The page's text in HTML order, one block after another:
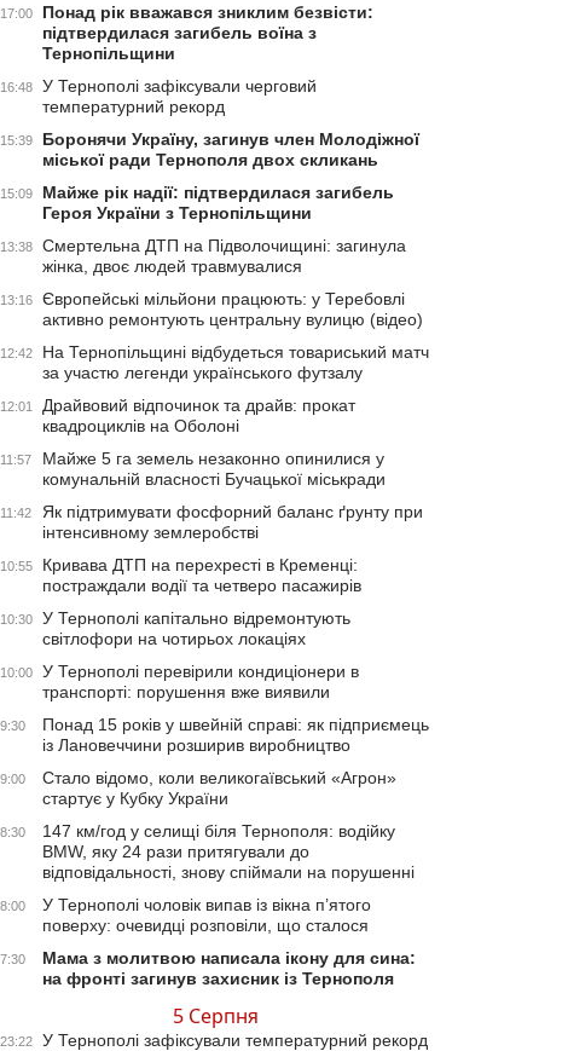
17:00
Понад рік вважався зниклим безвісти:
підтвердилася загибель воїна з
Тернопільщини
16:48
У Тернополі зафіксували черговий
температурний рекорд
15:39
Боронячи Україну, загинув член Молодіжної
міської ради Тернополя двох скликань
15:09
Майже рік надії: підтвердилася загибель
Героя України з Тернопільщини
13:38
Смертельна ДТП на Підволочищині: загинула
жінка, двоє людей травмувалися
13:16
Європейські мільйони працюють: у Теребовлі
активно ремонтують центральну вулицю (відео)
12:42
На Тернопільщині відбудеться товариський матч
за участю легенди українського футзалу
12:01
Драйвовий відпочинок та драйв: прокат
квадроциклів на Оболоні
11:57
Майже 5 га земель незаконно опинилися у
комунальній власності Бучацької міськради
11:42
Як підтримувати фосфорний баланс ґрунту при
інтенсивному землеробстві
10:55
Кривава ДТП на перехресті в Кременці:
постраждали водії та четверо пасажирів
10:30
У Тернополі капітально відремонтують
світлофори на чотирьох локаціях
10:00
У Тернополі перевірили кондиціонери в
транспорті: порушення вже виявили
9:30
Понад 15 років у швейній справі: як підприємець
із Лановеччини розширив виробництво
9:00
Стало відомо, коли великогаївський «Агрон»
стартує у Кубку України
8:30
147 км/год у селищі біля Тернополя: водійку
BMW, яку 24 рази притягували до
відповідальності, знову спіймали на порушенні
8:00
У Тернополі чоловік випав із вікна п’ятого
поверху: очевидці розповіли, що сталося
7:30
Мама з молитвою написала ікону для сина:
на фронті загинув захисник із Тернополя
5 Серпня
23:22 У Тернополі зафіксували температурний рекорд